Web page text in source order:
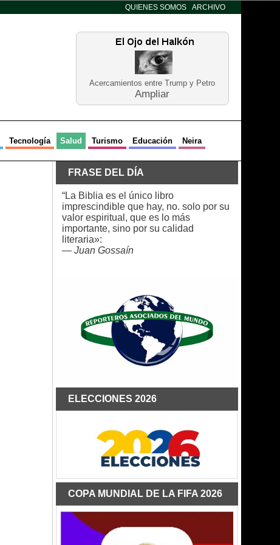
QUIENES SOMOS ARCHIVO
Acercamientos entre Trump y Petro
Ampliar
Tecnología Salud Turismo Educación Neira
FRASE DEL DÍA
“La Biblia es el único libro
imprescindible que hay, no. solo por su
valor espiritual, que es lo más
importante, sino por su calidad
literaria»:
— Juan Gossaín
ELECCIONES 2026
COPA MUNDIAL DE LA FIFA 2026